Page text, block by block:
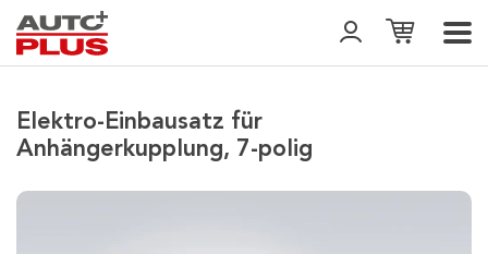
Elektro-Einbausatz für
Anhängerkupplung, 7-polig